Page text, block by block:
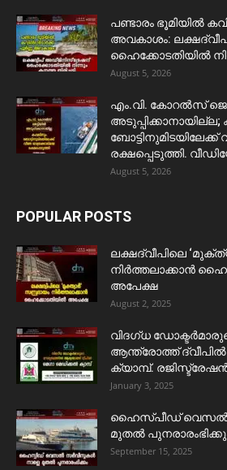
പണ്ടാരം ഭൂമിയിൽ
അവകാശം:
ഹൈക്കോടതിയിൽ
August 5, 2026
​എം.വി. കോറൽസ്
അടുപ്പിക്കാനായില്ല;
രക്ഷപ്പെടുത്തി.
August 5, 2026
POPULAR POSTS
ലക്ഷദ്വീപിലെ
നിർത്തലാക്കാൻ
അപേക്ഷ
August 2, 2025
വിദഗ്ധ
ആന്ത്രോത്ത് ദ്വീപിൽ
ക്യാമ്പ്.
January 3, 2025
ഹൈസ്പീഡ് വെസൽ
മുതൽ
September 15, 2025